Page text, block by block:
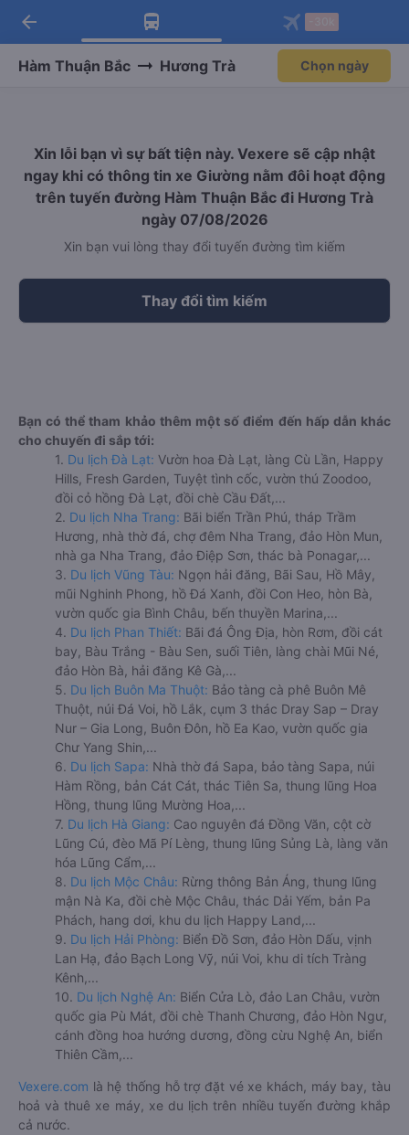
Tải app Vexere ngay!
Nhận ưu đãi thành viên độc
Mở app
Tải app Vexere
-30k/ghế khi đặt vé máy bay qua
Mở app
arrow_back
Hàm Thuận Bắc Hương Trà Chọn ngày
Xin lỗi bạn vì sự bất tiện này. Vexere sẽ cập nhật
ngay khi có thông tin xe Giường nằm đôi hoạt động
trên tuyến đường Hàm Thuận Bắc đi Hương Trà
ngày 07/08/2026
Xin bạn vui lòng thay đổi tuyến đường tìm kiếm
Thay đổi tìm kiếm
Bạn có thể tham khảo thêm một số điểm đến hấp dẫn khác
cho chuyến đi sắp tới:
1. Du lịch Đà Lạt: Vườn hoa Đà Lạt, làng Cù Lần, Happy
Hills, Fresh Garden, Tuyệt tình cốc, vườn thú Zoodoo,
đồi cỏ hồng Đà Lạt, đồi chè Cầu Đất,...
2. Du lịch Nha Trang: Bãi biển Trần Phú, tháp Trầm
Hương, nhà thờ đá, chợ đêm Nha Trang, đảo Hòn Mun,
nhà ga Nha Trang, đảo Điệp Sơn, thác bà Ponagar,...
3. Du lịch Vũng Tàu: Ngọn hải đăng, Bãi Sau, Hồ Mây,
mũi Nghinh Phong, hồ Đá Xanh, đồi Con Heo, hòn Bà,
vườn quốc gia Bình Châu, bến thuyền Marina,...
4. Du lịch Phan Thiết: Bãi đá Ông Địa, hòn Rơm, đồi cát
bay, Bàu Trắng - Bàu Sen, suối Tiên, làng chài Mũi Né,
đảo Hòn Bà, hải đăng Kê Gà,...
5. Du lịch Buôn Ma Thuột: Bảo tàng cà phê Buôn Mê
Thuột, núi Đá Voi, hồ Lắk, cụm 3 thác Dray Sap – Dray
Nur – Gia Long, Buôn Đôn, hồ Ea Kao, vườn quốc gia
Chư Yang Shin,...
6. Du lịch Sapa: Nhà thờ đá Sapa, bảo tàng Sapa, núi
Hàm Rồng, bản Cát Cát, thác Tiên Sa, thung lũng Hoa
Hồng, thung lũng Mường Hoa,...
7. Du lịch Hà Giang: Cao nguyên đá Đồng Văn, cột cờ
Lũng Cú, đèo Mã Pí Lèng, thung lũng Sủng Là, làng văn
hóa Lũng Cẩm,...
8. Du lịch Mộc Châu: Rừng thông Bản Áng, thung lũng
mận Nà Ka, đồi chè Mộc Châu, thác Dải Yếm, bản Pa
Phách, hang dơi, khu du lịch Happy Land,...
9. Du lịch Hải Phòng: Biển Đồ Sơn, đảo Hòn Dấu, vịnh
Lan Hạ, đảo Bạch Long Vỹ, núi Voi, khu di tích Tràng
Kênh,...
10. Du lịch Nghệ An: Biển Cửa Lò, đảo Lan Châu, vườn
quốc gia Pù Mát, đồi chè Thanh Chương, đảo Hòn Ngư,
cánh đồng hoa hướng dương, đồng cừu Nghệ An, biển
Thiên Cầm,...
Vexere.com là hệ thống hỗ trợ đặt vé xe khách, máy bay, tàu
hoả và thuê xe máy, xe du lịch trên nhiều tuyến đường khắp
cả nước.